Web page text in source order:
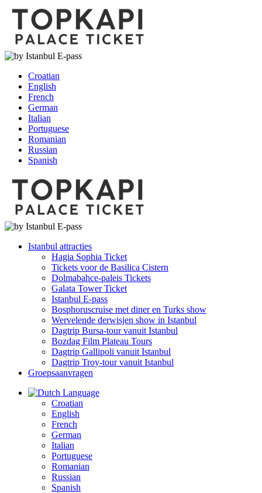
Croatian
English
French
German
Italian
Portuguese
Romanian
Russian
Spanish
Istanbul attracties
Hagia Sophia Ticket
Tickets voor de Basilica Cistern
Dolmabahce-paleis Tickets
Galata Tower Ticket
Istanbul E-pass
Bosphoruscruise met diner en Turks show
Wervelende derwisjen show in Istanbul
Dagtrip Bursa-tour vanuit Istanbul
Bozdag Film Plateau Tours
Dagtrip Gallipoli vanuit Istanbul
Dagtrip Troy-tour vanuit Istanbul
Groepsaanvragen
Language
Croatian
English
French
German
Italian
Portuguese
Romanian
Russian
Spanish